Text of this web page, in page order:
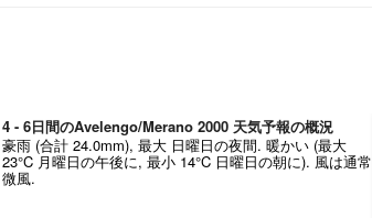
4 - 6日間のAvelengo/Merano 2000 天気予報の概況
豪雨 (合計 24.0mm), 最大 日曜日の夜間. 暖かい (最大
23°C 月曜日の午後に, 最小 14°C 日曜日の朝に). 風は通常
微風.